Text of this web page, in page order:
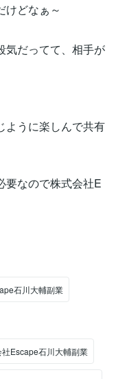
けどなぁ～
気だってて、相手が
ように楽しんで共有
要なので株式会社E
石川大輔副業
Escape石川大輔副業